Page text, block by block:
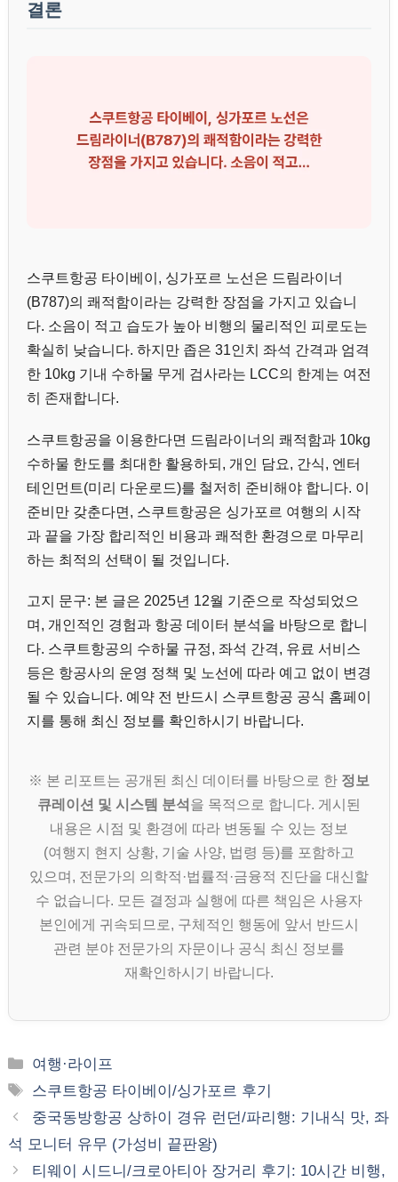
결론
스쿠트항공 타이베이, 싱가포르 노선은 드림라이너
(B787)의 쾌적함이라는 강력한 장점을 가지고 있습니
다. 소음이 적고 습도가 높아 비행의 물리적인 피로도는
확실히 낮습니다. 하지만 좁은 31인치 좌석 간격과 엄격
한 10kg 기내 수하물 무게 검사라는 LCC의 한계는 여전
히 존재합니다.
스쿠트항공을 이용한다면 드림라이너의 쾌적함과 10kg
수하물 한도를 최대한 활용하되, 개인 담요, 간식, 엔터
테인먼트(미리 다운로드)를 철저히 준비해야 합니다. 이
준비만 갖춘다면, 스쿠트항공은 싱가포르 여행의 시작
과 끝을 가장 합리적인 비용과 쾌적한 환경으로 마무리
하는 최적의 선택이 될 것입니다.
고지 문구: 본 글은 2025년 12월 기준으로 작성되었으
며, 개인적인 경험과 항공 데이터 분석을 바탕으로 합니
다. 스쿠트항공의 수하물 규정, 좌석 간격, 유료 서비스
등은 항공사의 운영 정책 및 노선에 따라 예고 없이 변경
될 수 있습니다. 예약 전 반드시 스쿠트항공 공식 홈페이
지를 통해 최신 정보를 확인하시기 바랍니다.
※ 본 리포트는 공개된 최신 데이터를 바탕으로 한 정보
큐레이션 및 시스템 분석 을 목적으로 합니다. 게시된
내용은 시점 및 환경에 따라 변동될 수 있는 정보
(여행지 현지 상황, 기술 사양, 법령 등)를 포함하고
있으며, 전문가의 의학적·법률적·금융적 진단을 대신할
수 없습니다. 모든 결정과 실행에 따른 책임은 사용자
본인에게 귀속되므로, 구체적인 행동에 앞서 반드시
관련 분야 전문가의 자문이나 공식 최신 정보를
재확인하시기 바랍니다.
카
테
리
여행·라이프
태
그
스쿠트항공 타이베이/싱가포르 후기
중국동방항공 상하이 경유 런던/파리행: 기내식 맛, 좌
석 모니터 유무 (가성비 끝판왕)
티웨이 시드니/크로아티아 장거리 후기: 10시간 비행,